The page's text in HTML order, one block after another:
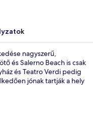
nagyszerű,
és Salerno Beach is csak
és Teatro Verdi pedig
jónak tartják a hely